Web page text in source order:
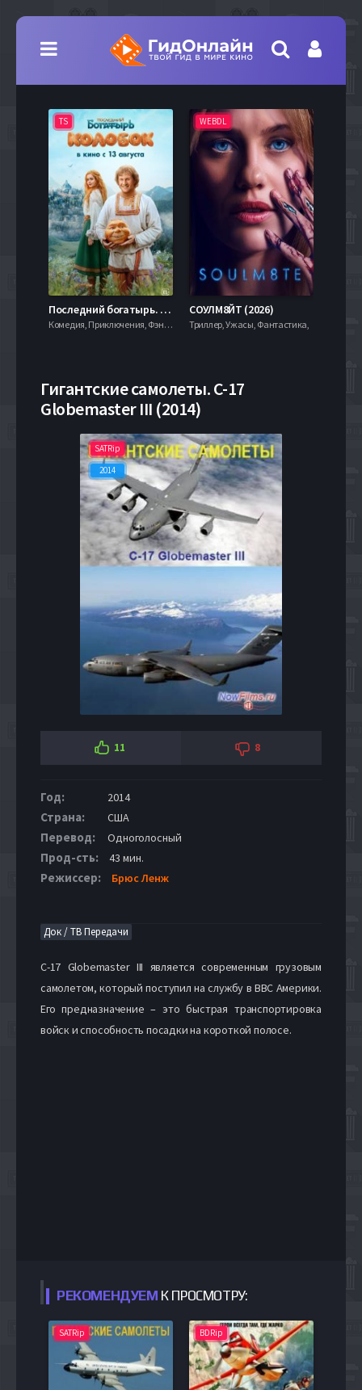
TS
Последний богатырь. Колобок (2026)
Комедия, Приключения, Фэнтези,
WEBDL
СОУЛМ8ЙТ (2026)
Триллер, Ужасы, Фантастика,
Гигантские самолеты. C-17
Globemaster III (2014)
SATRip
2014
11 8
Год: 2014
Страна: США
Перевод: Одноголосный
Прод-сть: 43 мин.
Режиссер: Брюс Ленж
Док / ТВ Передачи
C-17 Globemaster III является современным грузовым
самолетом, который поступил на службу в ВВС Америки.
Его предназначение – это быстрая транспортировка
войск и способность посадки на короткой полосе.
РЕКОМЕНДУЕМ К ПРОСМОТРУ:
SATRip BDRip